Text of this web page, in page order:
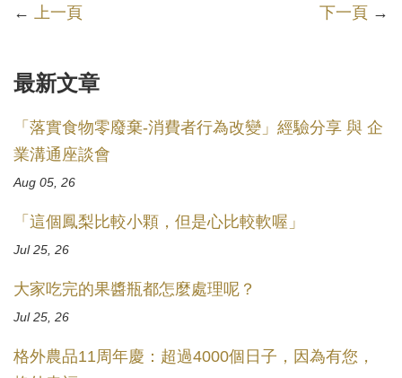
← 上一頁 下一頁 →
最新文章
「落實食物零廢棄-消費者行為改變」經驗分享 與 企
業溝通座談會
Aug 05, 26
「這個鳳梨比較小顆，但是心比較軟喔」
Jul 25, 26
大家吃完的果醬瓶都怎麼處理呢？
Jul 25, 26
格外農品11周年慶：超過4000個日子，因為有您，